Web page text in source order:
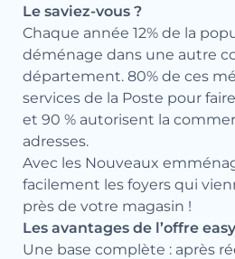
Le saviez-vous ?
Chaque année 12% de la
déménage dans une autre
département. 80% de ces
services de la Poste pour
et 90 % autorisent la
adresses.
Avec les Nouveaux
facilement les foyers qui
près de votre magasin !
Les avantages de l’offre
Une base complète : après